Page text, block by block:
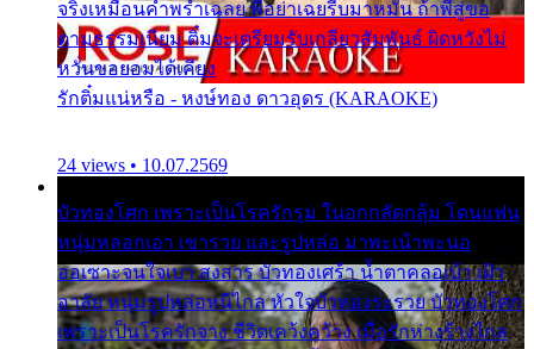
จริงเหมือนคำพร่ำเฉลย พี่อย่าเฉยรีบมาหมั้น ถ้าพี่สู่ขอ
ตามธรรมเนียม ติ๋มจะเตรียมรับเกลียวสัมพันธ์ ผิดหวังไม่
หวั่นขอยอมได้เคียง
รักติ๋มแน่หรือ - หงษ์ทอง ดาวอุดร (KARAOKE)
24 views • 10.07.2569
บัวทองโศก เพราะเป็นโรครักรุม ในอกกลัดกลุ้ม โดนแฟน
หนุ่มหลอกเอา เขารวย และรูปหล่อ มาพะเน้าพะนอ
ออเซาะจนใจเบา สงสาร บัวทองเศร้า น้ำตาคลอเบ้า เฝ้า
อาลัย หนุ่มรูปหล่อหนีไกล หัวใจบัวทองระรวย บัวทองโศก
เพราะเป็นโรครักจาง ชีวิตเคว้งคว้าง เมื่อรักห่างร้างไกล